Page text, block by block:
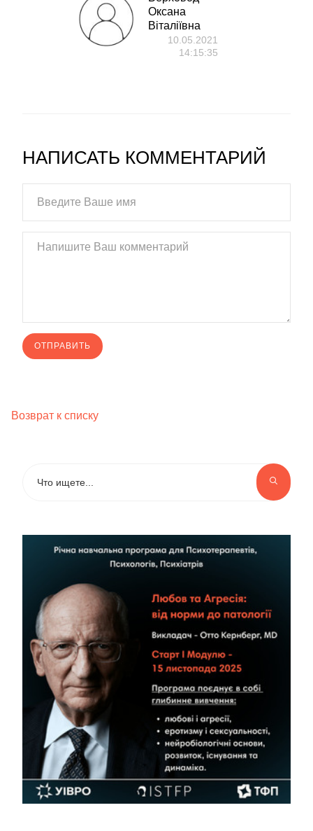
Оксана
Віталіївна
10.05.2021
14:15:35
НАПИСАТЬ КОММЕНТАРИЙ
Возврат к списку